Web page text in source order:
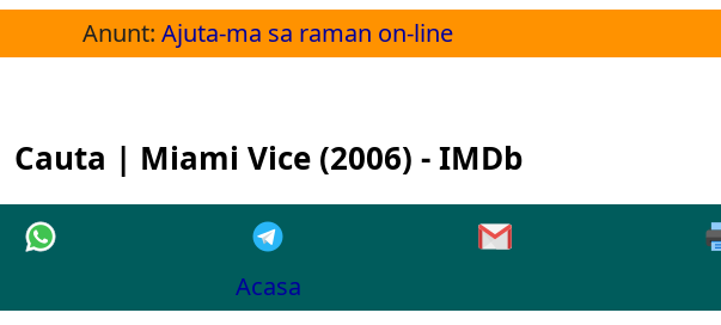
Anunt: Ajuta-ma sa raman on-line
Cauta | Miami Vice (2006) - IMDb
Acasa